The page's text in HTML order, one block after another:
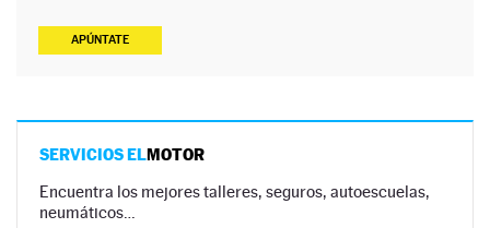
APÚNTATE
SERVICIOS ELMOTOR
Encuentra los mejores talleres, seguros, autoescuelas,
neumáticos…